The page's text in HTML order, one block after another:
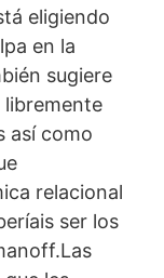
eligiendo
en la
sugiere
libremente
así como
relacional
ser los